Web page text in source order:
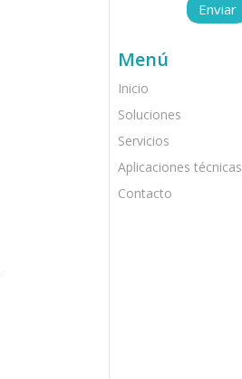
Menú
Inicio
Soluciones
Servicios
Aplicaciones técnicas
Contacto